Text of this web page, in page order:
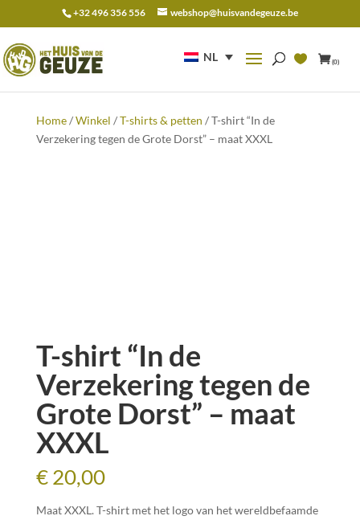
+32 496 356 556 webshop@huisvandegeuze.be
NL (0)
naar:
Home/Winkel /T-shirts & petten / T-shirt “In de
Verzekering tegen de Grote Dorst” – maat XXXL
T-shirt “In de
Verzekering tegen de
Grote Dorst” – maat
XXXL
€20,00
Maat XXXL. T-shirt met het logo van het wereldbefaamde